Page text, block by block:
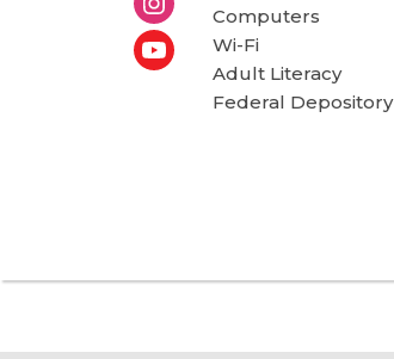
Computers
Wi-Fi
Adult Literacy
Federal Depository